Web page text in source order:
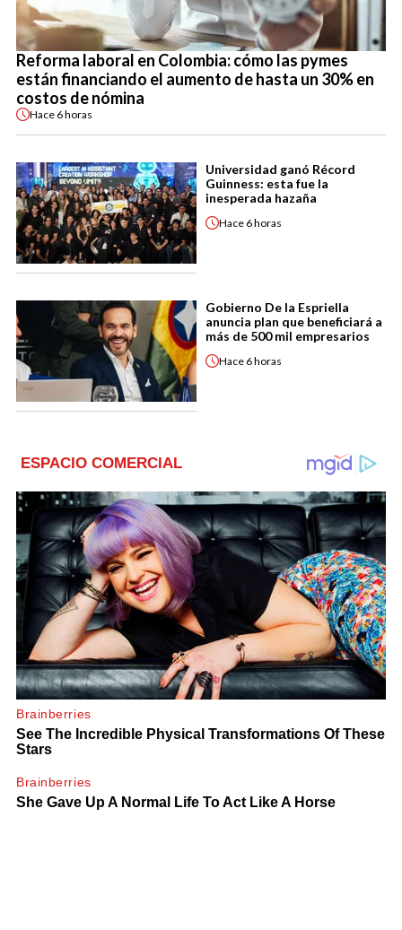
Reforma laboral en Colombia: cómo las pymes
están financiando el aumento de hasta un 30% en
costos de nómina
Hace 6 horas
Universidad ganó Récord
Guinness: esta fue la
inesperada hazaña
Hace 6 horas
Gobierno De la Espriella
anuncia plan que beneficiará a
más de 500 mil empresarios
Hace 6 horas